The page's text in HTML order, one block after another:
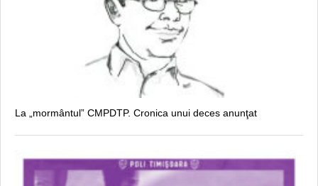
La „mormântul” CMPDTP. Cronica unui deces anunţat